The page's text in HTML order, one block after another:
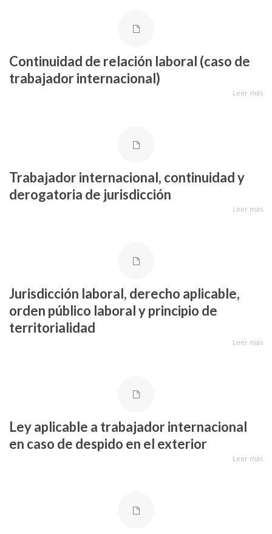
Continuidad de relación laboral (caso de
trabajador internacional)
Leer más
Trabajador internacional, continuidad y
derogatoria de jurisdicción
Leer más
Jurisdicción laboral, derecho aplicable,
orden público laboral y principio de
territorialidad
Leer más
Ley aplicable a trabajador internacional
en caso de despido en el exterior
Leer más